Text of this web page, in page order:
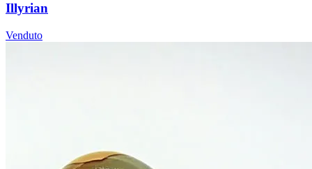
Illyrian
Venduto